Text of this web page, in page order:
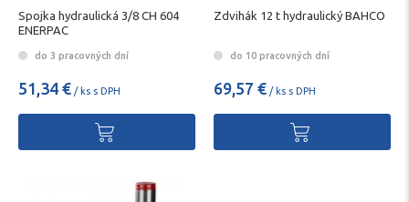
Spojka hydraulická 3/8 CH 604
ENERPAC
do 3 pracovných dní
51,34 € / ks s DPH
Zdvihák 12 t hydraulický BAHCO
do 10 pracovných dní
69,57 € / ks s DPH